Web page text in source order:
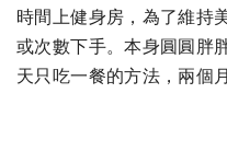
時間上健身房，為了維持
或次數下手。本身圓圓胖
天只吃一餐的方法，兩個